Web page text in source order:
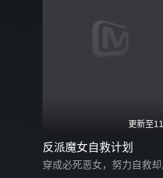
更新至
反派魔女自救计划
穿成必死恶女，努力自救